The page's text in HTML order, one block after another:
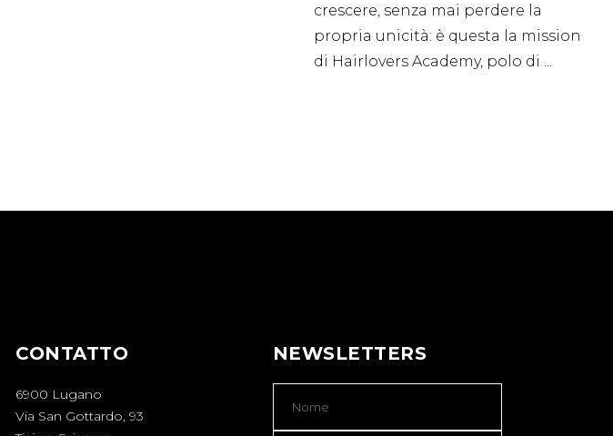
crescere, senza mai perdere la
propria unicità: è questa la mission
di Hairlovers Academy, polo di
CONTATTO
6900 Lugano
Via San Gottardo, 93
NEWSLETTERS